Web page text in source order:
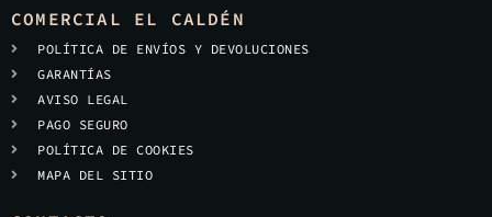
COMERCIAL EL CALDÉN
POLÍTICA DE ENVÍOS Y DEVOLUCIONES
GARANTÍAS
AVISO LEGAL
PAGO SEGURO
POLÍTICA DE COOKIES
MAPA DEL SITIO